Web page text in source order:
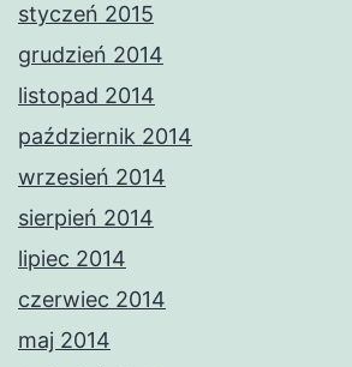
styczeń 2015
grudzień 2014
listopad 2014
październik 2014
wrzesień 2014
sierpień 2014
lipiec 2014
czerwiec 2014
maj 2014